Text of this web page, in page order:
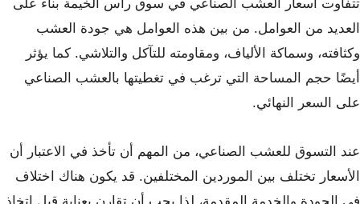
تتفاوت أسعار العشب الصناعي في سوق رأس الخيمة بناءً على
العديد من العوامل. من بين هذه العوامل هي جودة العشب
وكثافته، وسماكة الألياف، ومقاومته للتآكل والتلاشي. كما يؤثر
أيضًا حجم المساحة التي ترغب في تغطيتها بالعشب الصناعي
على السعر النهائي.
عند التسوق للعشب الصناعي، من المهم أن تأخذ في الاعتبار أن
الأسعار تختلف بين الموردين المختلفين. قد يكون هناك اختلاف